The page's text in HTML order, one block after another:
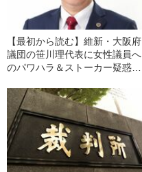
【最初から読む】維新・大阪府
議団の笹川理代表に女性議員へ
のパワハラ＆ストーカー疑惑